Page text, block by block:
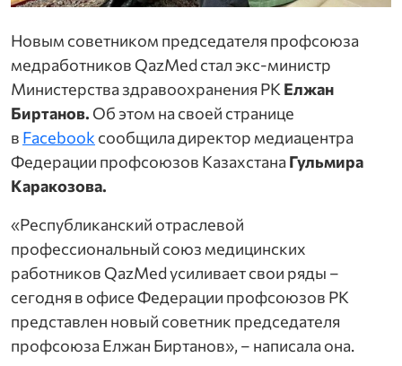
союзах»
Новым советником председателя профсоюза
медработников QazMed стал экс-министр
Министерства здравоохранения РК Елжан
Биртанов. Об этом на своей странице
в Facebook сообщила директор медиацентра
Федерации профсоюзов Казахстана Гульмира
Каракозова.
«Республиканский отраслевой
профессиональный союз медицинских
работников QazMed усиливает свои ряды –
сегодня в офисе Федерации профсоюзов РК
представлен новый советник председателя
профсоюза Елжан Биртанов», – написала она.